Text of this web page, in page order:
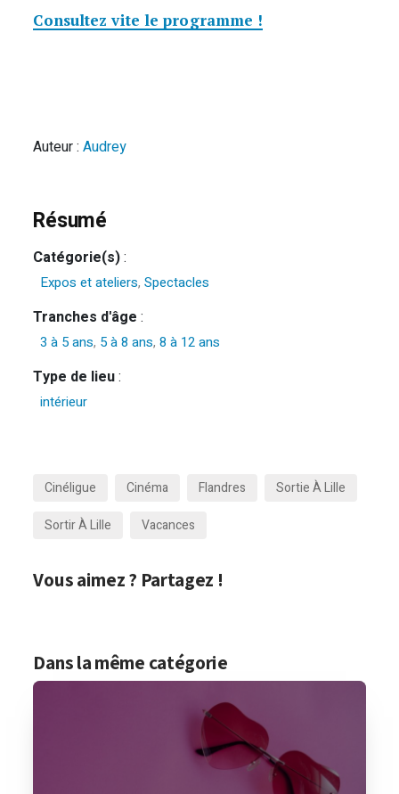
Consultez vite le programme !
Auteur :Audrey
Résumé
Catégorie(s):
Expos et ateliers,Spectacles
Tranches d'âge :
3 à 5 ans, 5 à 8 ans,8 à 12 ans
Type de lieu:
intérieur
Cinéligue Cinéma Flandres
Sortie À Lille
Sortir À Lille
Vacances
Vous aimez ? Partagez !
Dans la même catégorie